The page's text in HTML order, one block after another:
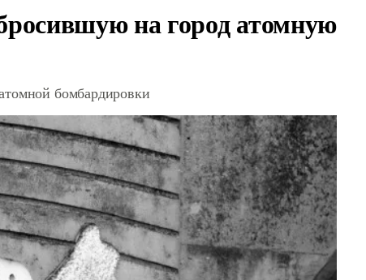
на город атомную
бомбардировки